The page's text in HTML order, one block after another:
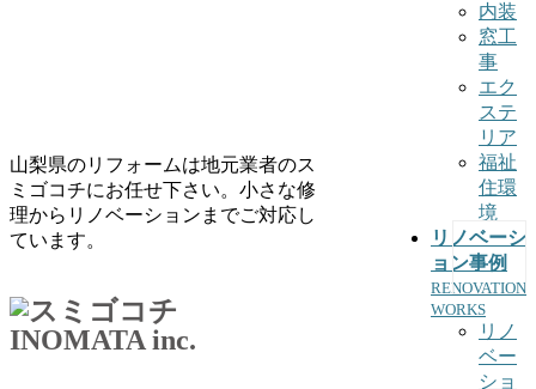
山梨県のリフォームは地元業者のス
ミゴコチにお任せ下さい。小さな修
理からリノベーションまでご対応し
ています。
内装
窓工
事
エク
ステ
リア
福祉
住環
境
リノベーシ
ョン事例
RENOVATION
WORKS
リノ
ベー
ショ